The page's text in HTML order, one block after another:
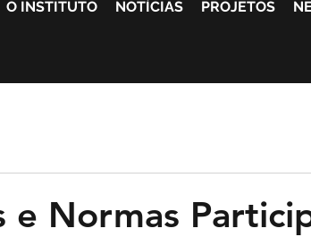
O INSTITUTO NOTÍCIAS PROJETOS
e Normas